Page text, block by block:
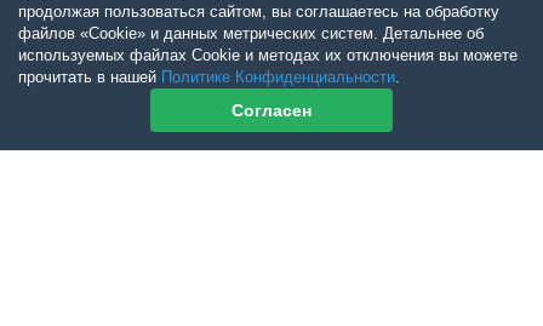
продолжая пользоваться сайтом, вы соглашаетесь на обработку
файлов «Cookie» и данных метрических систем. Детальнее об
используемых файлах Cookie и методах их отключения вы можете
прочитать в нашей Политике Конфиденциальности.
Согласен